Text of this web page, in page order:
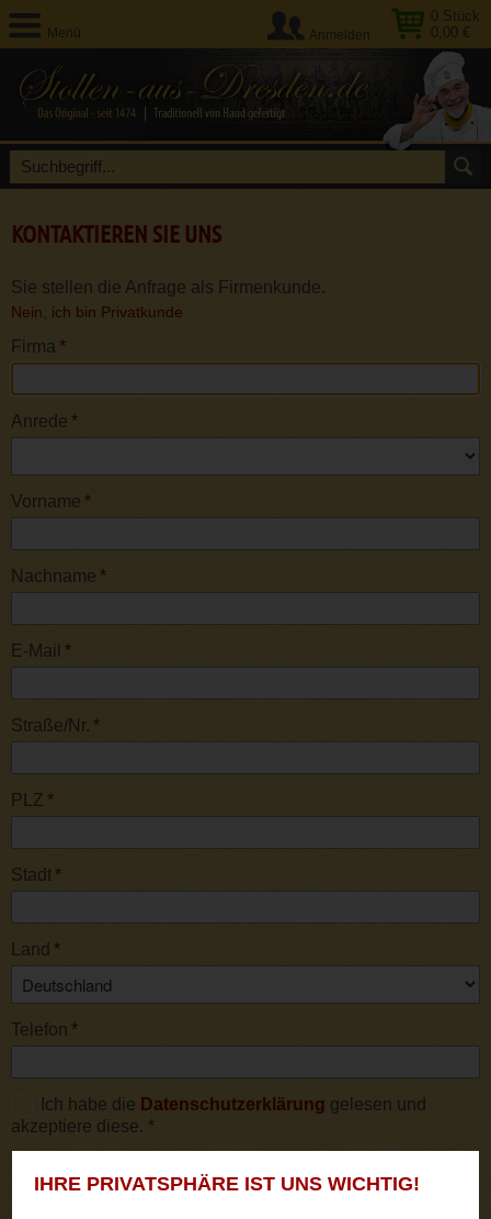
IHRE PRIVATSPHÄRE IST UNS WICHTIG!
Menü
0 Stück
0,00 €
Anmelden
KONTAKTIEREN SIE UNS
Sie stellen die Anfrage als Firmenkunde.
Nein, ich bin Privatkunde
Firma *
Anrede *
Vorname *
Nachname *
E-Mail *
Straße/Nr. *
PLZ *
Stadt *
Land *
Telefon *
Ich habe die Datenschutzerklärung gelesen und
akzeptiere diese. *